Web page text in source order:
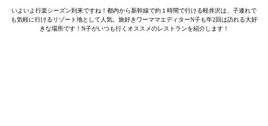
いよいよ行楽シーズン到来ですね！都内から新幹線で約１時間で行ける軽井沢は、子連れで
も気軽に行けるリゾート地として人気。旅好きワーママエディターN子も年2回は訪れる大好
きな場所です！N子がいつも行くオススメのレストランを紹介します！